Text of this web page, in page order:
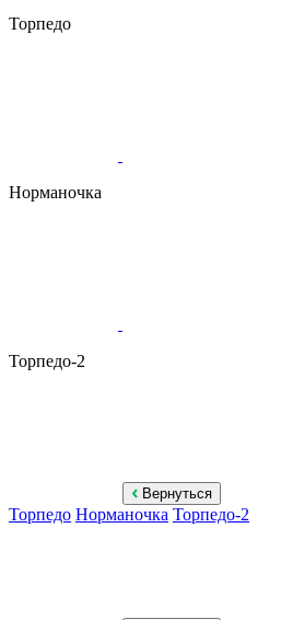
Торпедо
Норманочка
Торпедо-2
Вернуться
Торпедо Норманочка Торпедо-2